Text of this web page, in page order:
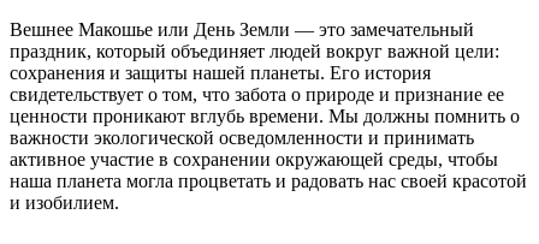
Вешнее Макошье или День Земли — это замечательный
праздник, который объединяет людей вокруг важной цели:
сохранения и защиты нашей планеты. Его история
свидетельствует о том, что забота о природе и признание ее
ценности проникают вглубь времени. Мы должны помнить о
важности экологической осведомленности и принимать
активное участие в сохранении окружающей среды, чтобы
наша планета могла процветать и радовать нас своей красотой
и изобилием.